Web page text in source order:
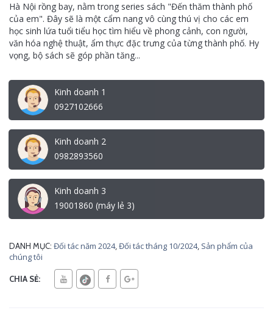
Hà Nội rồng bay, nằm trong series sách "Đến thăm thành phố
của em". Đây sẽ là một cẩm nang vô cùng thú vị cho các em
học sinh lứa tuổi tiểu học tìm hiểu về phong cảnh, con người,
văn hóa nghệ thuật, ẩm thực đặc trưng của từng thành phố. Hy
vọng, bộ sách sẽ góp phần tăng...
Kinh doanh 1
0927102666
Kinh doanh 2
0982893560
Kinh doanh 3
19001860 (máy lẻ 3)
DANH MỤC: Đối tác năm 2024,Đối tác tháng 10/2024, Sản phẩm của
chúng tôi
CHIA SẺ: